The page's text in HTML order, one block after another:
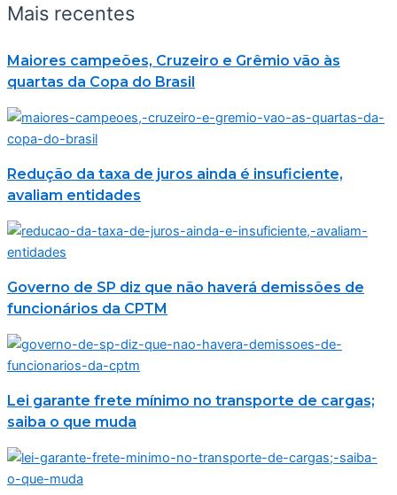
Mais recentes
Maiores campeões, Cruzeiro e Grêmio vão às
quartas da Copa do Brasil
Redução da taxa de juros ainda é insuficiente,
avaliam entidades
Governo de SP diz que não haverá demissões de
funcionários da CPTM
Lei garante frete mínimo no transporte de cargas;
saiba o que muda